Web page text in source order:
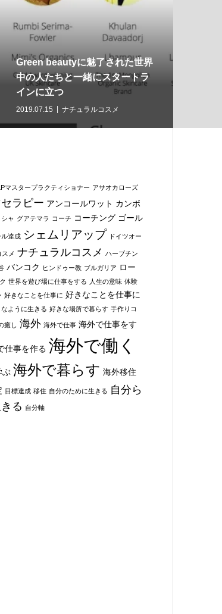
Green beautyに魅了された世界
中の人たちと一緒にスタートラ
インに立つ
2019.07.15 ナチュラルコスメ
マスタープラクティショナー アサオカローズ
ラピー アンコールワット カンボ
ャ グアテマラ コーチ コーチング ゴール
ル達成 シェムリアップ ドイツオー
メ ナチュラルコスメ
ハーブチン
バンコク ヒンドゥー教 ブルガリア ロー
世界を遊び場に仕事をする 人生の意味 体験
好きなことを仕事に 好きなことを仕事に
ように生きる 好きな場所で暮らす 手作りコ
癒し 海外 海外で仕事 海外で仕事をす
仕事を作る 海外で働く
ぶ 海外で暮らす 海外移住
目標達成 移住 自分のために生きる 自分ら
る 自分軸